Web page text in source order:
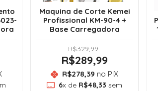
Maquina de Corte Kemei
Profissional KM-90-4 +
Base Carregadora
R$329,99
R$289,99
R$278,39 no PIX
6x de R$48,33 sem